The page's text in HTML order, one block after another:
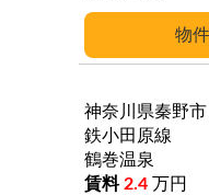
神奈川県秦野市
鉄小田原線
鶴巻温泉
2.4 万円